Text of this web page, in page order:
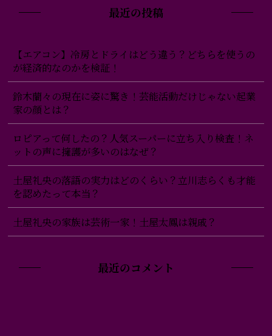
最近の投稿
【エアコン】冷房とドライはどう違う？どちらを使うの
が経済的なのかを検証！
鈴木蘭々の現在に姿に驚き！芸能活動だけじゃない起業
家の顔とは？
ロピアって何したの？人気スーパーに立ち入り検査！ネ
ットの声に擁護が多いのはなぜ？
土屋礼央の落語の実力はどのくらい？立川志らくも才能
を認めたって本当？
土屋礼央の家族は芸術一家！土屋太鳳は親戚？
最近のコメント